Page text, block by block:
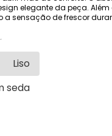
elegante da peça.
sensação de frescor
Liso
seda